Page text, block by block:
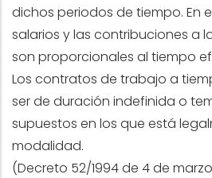
dichos periodos de tiempo. En
salarios y las contribuciones a
son proporcionales al tiempo
Los contratos de trabajo a
ser de duración indefinida o
supuestos en los que está
modalidad.
(Decreto 52/1994 de 4 de